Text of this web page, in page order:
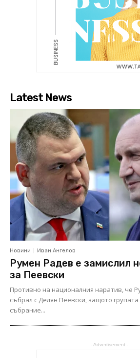
Latest News
Новини Иван Ангелов
Румен Радев е замислил
за Пеевски
Противно на националния наратив, че
събрал с Делян Пеевски, защото
събрание...
- Advertisement -